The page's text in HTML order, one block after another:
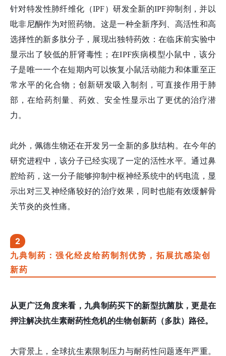
针对特发性肺纤维化（IPF）研发全新的IPF抑制剂，并以
吡非尼酮作为对照药物。这是一种全新序列、高活性和高
选择性的新多肽分子，展现出独特药效：在临床前实验中
显示出了较低的肝肾毒性；在IPF疾病模型小鼠中，该分
子是唯一一个在短期内可以恢复小鼠活动能力和体重至正
常水平的化合物；创新研发吸入制剂，可直接作用于肺
部，在给药剂量、药效、安全性显示出了更优的治疗潜
力。
此外，佩德生物还在开发另一全新的多肽结构。在今年的
研究进程中，该分子已经实现了一定的活性水平。通过鼻
腔给药，这一分子能够抑制中枢神经系统中的钙电流，显
示出对三叉神经痛较好的治疗效果，同时也能有效缓解骨
关节炎的炎性痛。
2
九典制药：强化经皮给药制剂优势，拓展抗感染创
新药
从更广泛角度来看，九典制药买下的新型抗菌肽，更是在
押注解决抗生素耐药性危机的生物创新药（多肽）路径。
大背景上，全球抗生素限制压力与耐药性问题逐年严重。